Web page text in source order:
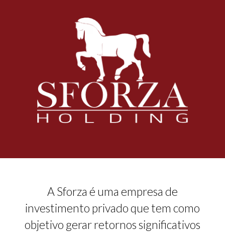
A Sforza é uma empresa de
investimento privado que tem como
objetivo gerar retornos significativos